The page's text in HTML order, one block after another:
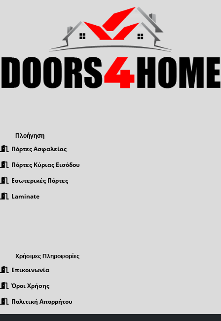
Πλοήγηση
Πόρτες Ασφαλείας
Πόρτες Κύριας Εισόδου
Εσωτερικές Πόρτες
Laminate
Χρήσιμες Πληροφορίες
Επικοινωνία
Όροι Χρήσης
Πολιτική Απορρήτου